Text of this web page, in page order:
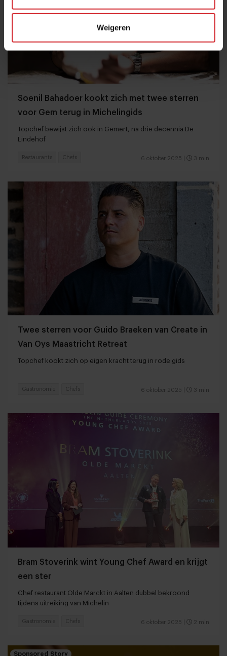
Weigeren
Soenil Bahadoer kookt zich met twee sterren
voor Gem terug in Michelingids
Topchef bewijst zich ook in Gemert, na drie decennia De
Lindehof
6 oktober 2025 3 min
Restaurants Chefs
Twee sterren voor Guido Braeken van Create in
Van Oys Maastricht Retreat
Topchef kookt zich op eigen kracht terug in rode gids
6 oktober 2025 3 min
Gastronomie Chefs
Bram Stoverink wint Young Chef Award en krijgt
een ster
Chef restaurant Olde Marckt in Aalten dubbel bekroond
tijdens uitreiking van Michelin
6 oktober 2025 2 min
Gastronomie Chefs
Sponsored Story